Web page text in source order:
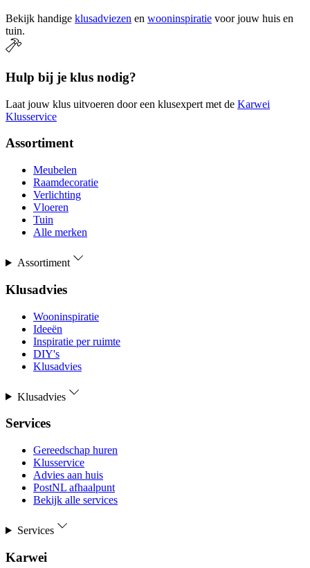
Bekijk handige klusadviezen en wooninspiratie voor jouw huis en
tuin.
Hulp bij je klus nodig?
Laat jouw klus uitvoeren door een klusexpert met de Karwei
Klusservice
Assortiment
Meubelen
Raamdecoratie
Verlichting
Vloeren
Tuin
Alle merken
Assortiment
Klusadvies
Wooninspiratie
Ideeën
Inspiratie per ruimte
DIY's
Klusadvies
Klusadvies
Services
Gereedschap huren
Klusservice
Advies aan huis
PostNL afhaalpunt
Bekijk alle services
Services
Karwei